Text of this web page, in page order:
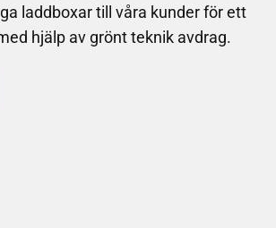
laddboxar till våra kunder för ett
hjälp av grönt teknik avdrag.